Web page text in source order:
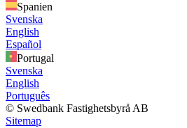
Spanien
Svenska
English
Español
Portugal
Svenska
English
Português
© Swedbank Fastighetsbyrå AB
Sitemap